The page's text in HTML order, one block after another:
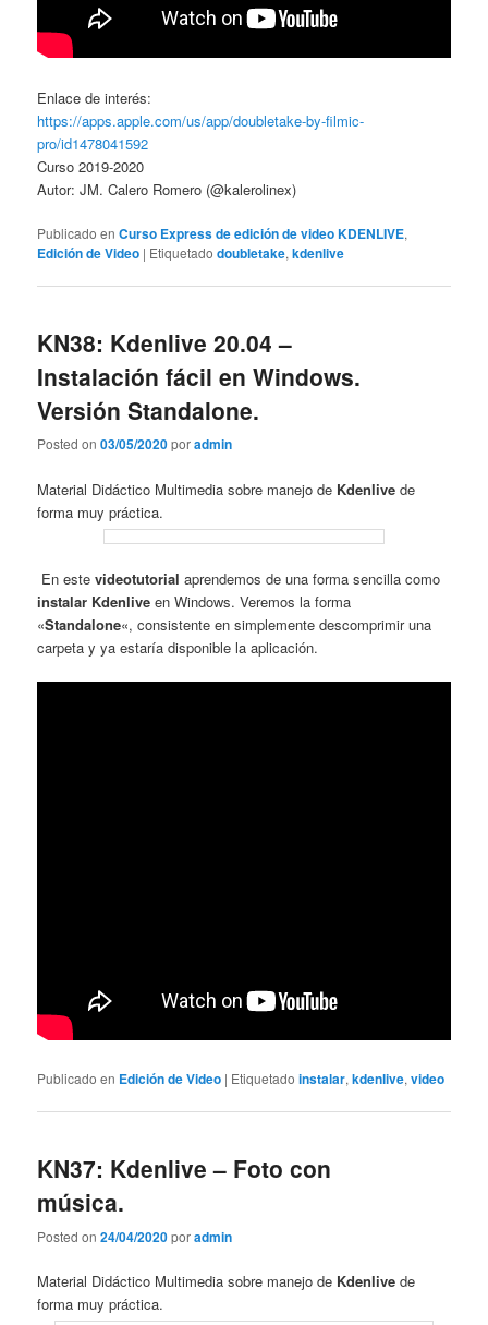
Enlace de interés:
https://apps.apple.com/us/app/doubletake-by-filmic-
pro/id1478041592
Curso 2019-2020
Autor: JM. Calero Romero (@kalerolinex)
Publicado en Curso Express de edición de video KDENLIVE,
Edición de Video | Etiquetado doubletake,kdenlive
KN38: Kdenlive 20.04 –
Instalación fácil en Windows.
Versión Standalone.
Posted on03/05/2020poradmin
Material Didáctico Multimedia sobre manejo de Kdenlive de
forma muy práctica.
En estevideotutorial aprendemos de una forma sencilla como
instalar Kdenlive en Windows. Veremos la forma
«Standalone«, consistente en simplemente descomprimir una
carpeta y ya estaría disponible la aplicación.
Publicado en Edición de Video | Etiquetado instalar,kdenlive,video
KN37: Kdenlive – Foto con
música.
Posted on24/04/2020poradmin
Material Didáctico Multimedia sobre manejo de Kdenlive de
forma muy práctica.